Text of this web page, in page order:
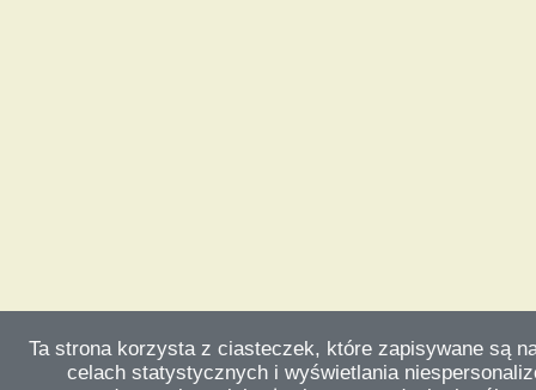
Ta strona korzysta z ciasteczek, które zapisywane są
celach statystycznych i wyświetlania